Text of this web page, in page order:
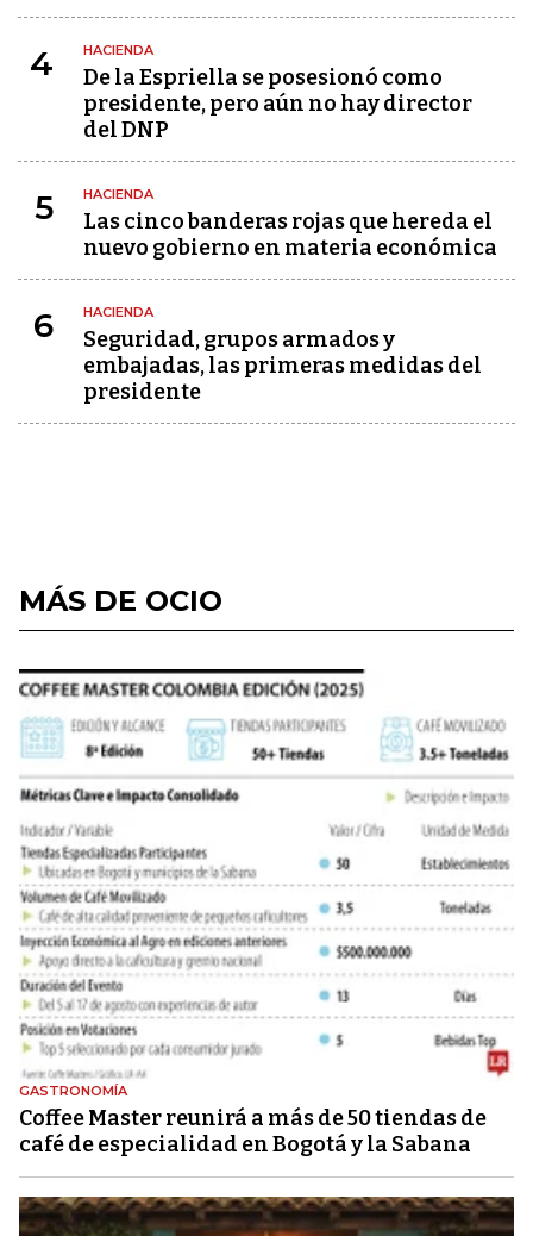
4 HACIENDA
De la Espriella se posesionó como
presidente, pero aún no hay director
del DNP
5 HACIENDA
Las cinco banderas rojas que hereda el
nuevo gobierno en materia económica
6 HACIENDA
Seguridad, grupos armados y
embajadas, las primeras medidas del
presidente
MÁS DE OCIO
GASTRONOMÍA
Coffee Master reunirá a más de 50 tiendas de
café de especialidad en Bogotá y la Sabana